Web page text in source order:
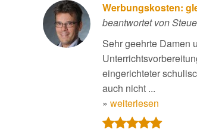
Werbungskosten:
beantwortet von
Sehr geehrte Damen
eingerichteter
auch nicht ...
» weiterlesen